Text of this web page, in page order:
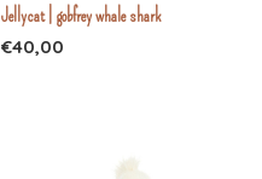
Jellycat | gobfrey whale shark
€40,00